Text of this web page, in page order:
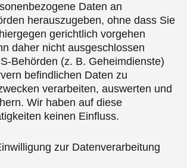
Daten an
herauszugeben, ohne dass Sie
gerichtlich vorgehen
daher nicht ausgeschlossen
Behörden (z. B. Geheimdienste)
befindlichen Daten zu
verarbeiten, auswerten und
Wir haben auf diese
keinen Einfluss.
zur Datenverarbeitung